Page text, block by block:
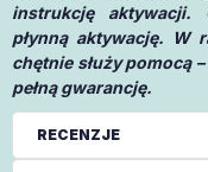
instrukcję aktywacji.
płynną aktywację. W
chętnie służy pomocą
pełną gwarancję.
RECENZJE